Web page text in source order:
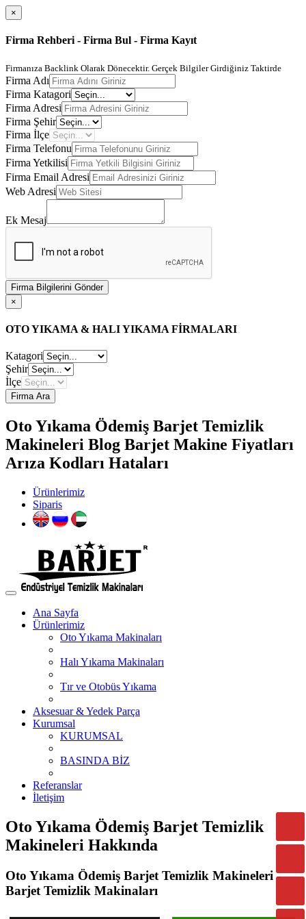
×
Firma Rehberi - Firma Bul - Firma Kayıt
Firmanıza Backlink Olarak Dönecektir. Gerçek Bilgiler Girdiğiniz Taktirde
Firma Adı
Firma Katagori
Firma Adresi
Firma Şehir
Firma İlçe
Firma Telefonu
Firma Yetkilisi
Firma Email Adresi
Web Adresi
Ek Mesaj
Firma Bilgilerini Gönder
×
OTO YIKAMA & HALI YIKAMA FİRMALARI
Katagori
Şehir
İlçe
Firma Ara
Oto Yıkama Ödemiş Barjet Temizlik
Makineleri Blog Barjet Makine Fiyatları
Arıza Kodları Hataları
Ürünlerimiz
Siparis
Ana Sayfa
Ürünlerimiz
Oto Yıkama Makinaları
Halı Yıkama Makinaları
Tır ve Otobüs Yıkama
Aksesuar & Yedek Parça
Kurumsal
KURUMSAL
BASINDA BİZ
Referanslar
İletişim
Oto Yıkama Ödemiş Barjet Temizlik
Makineleri Hakkında
Oto Yıkama Ödemiş Barjet Temizlik Makineleri -
Barjet Temizlik Makinaları